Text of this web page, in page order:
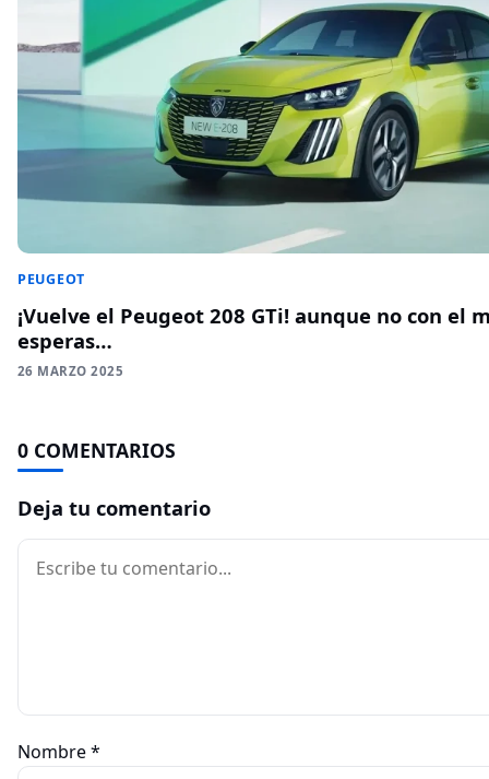
PEUGEOT
¡Vuelve el Peugeot 208 GTi! aunque no con el
esperas…
26 MARZO 2025
0 COMENTARIOS
Deja tu comentario
Comentario
Nombre*